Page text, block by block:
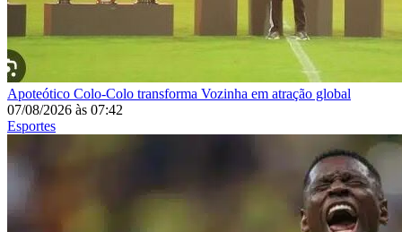
Apoteótico Colo-Colo transforma Vozinha em atração global
07/08/2026 às 07:42
Esportes